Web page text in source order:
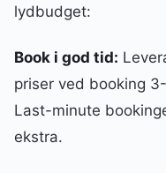
lydbudget:
Book i god tid:
priser ved booking
Last-minute
ekstra.